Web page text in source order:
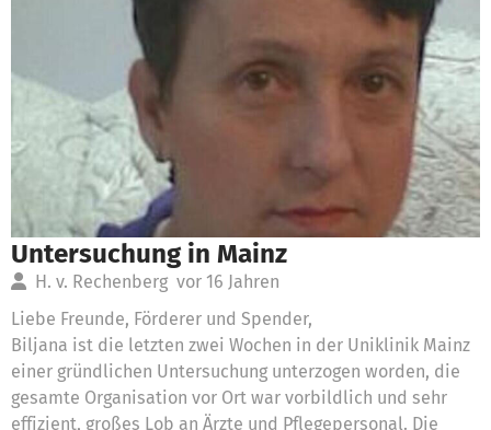
Untersuchung in Mainz
H. v. Rechenberg vor 16 Jahren
Liebe Freunde, Förderer und Spender,
Biljana ist die letzten zwei Wochen in der Uniklinik Mainz
einer gründlichen Untersuchung unterzogen worden, die
gesamte Organisation vor Ort war vorbildlich und sehr
effizient, großes Lob an Ärzte und Pflegepersonal. Die